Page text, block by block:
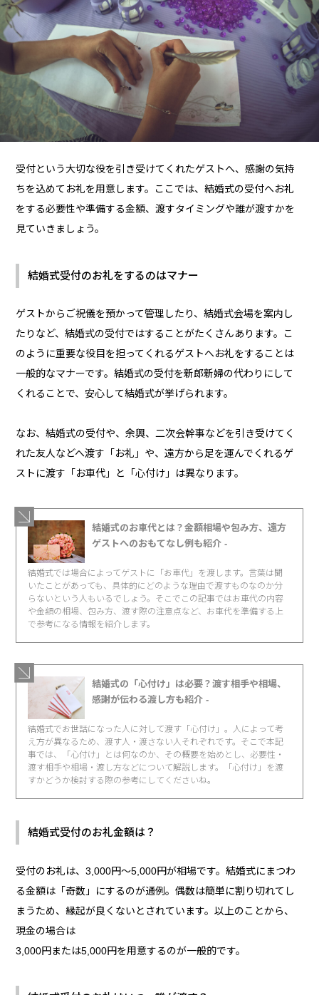
受付という大切な役を引き受けてくれたゲストへ、感謝の気持
ちを込めてお礼を用意します。ここでは、結婚式の受付へお礼
をする必要性や準備する金額、渡すタイミングや誰が渡すかを
見ていきましょう。
結婚式受付のお礼をするのはマナー
ゲストからご祝儀を預かって管理したり、結婚式会場を案内し
たりなど、結婚式の受付ではすることがたくさんあります。こ
のように重要な役目を担ってくれるゲストへお礼をすることは
一般的なマナーです。結婚式の受付を新郎新婦の代わりにして
くれることで、安心して結婚式が挙げられます。
なお、結婚式の受付や、余興、二次会幹事などを引き受けてく
れた友人などへ渡す「お礼」や、遠方から足を運んでくれるゲ
ストに渡す「お車代」と「心付け」は異なります。
結婚式のお車代とは？金額相場や包み方、遠方
ゲストへのおもてなし例も紹介 -
結婚式では場合によってゲストに「お車代」を渡します。言葉は聞
いたことがあっても、具体的にどのような理由で渡すものなのか分
らないという人もいるでしょう。そこでこの記事ではお車代の内容
や金額の相場、包み方、渡す際の注意点など、お車代を準備する上
で参考になる情報を紹介します。
結婚式の「心付け」は必要？渡す相手や相場、
感謝が伝わる渡し方も紹介 -
結婚式でお世話になった人に対して渡す「心付け」。人によって考
え方が異なるため、渡す人・渡さない人それぞれです。そこで本記
事では、「心付け」とは何なのか、その概要を始めとし、必要性・
渡す相手や相場・渡し方などについて解説します。「心付け」を渡
すかどうか検討する際の参考にしてくださいね。
結婚式受付のお礼金額は？
受付のお礼は、3,000円〜5,000円が相場です。結婚式にまつわ
る金額は「奇数」にするのが通例。偶数は簡単に割り切れてし
まうため、縁起が良くないとされています。以上のことから、
現金の場合は
3,000円または5,000円を用意するのが一般的です。